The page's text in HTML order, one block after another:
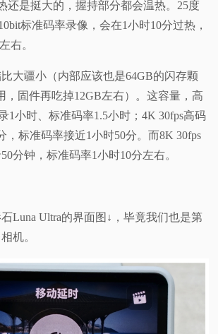
还是挺大的，握持部分都会温热。25度
标准码率录像，会在1小时10分过热，
右。
大疆小（内部应该也是64GB的闪存颗
，固件再吃掉12GB左右）。这容量，高
1小时、标准码率1.5小时；4K 30fps高码
，标准码率接近1小时50分。而8K 30fps
分钟，标准码率1小时10分左右。
Luna Ultra的界面图↓，毕竟我们也是第
机。